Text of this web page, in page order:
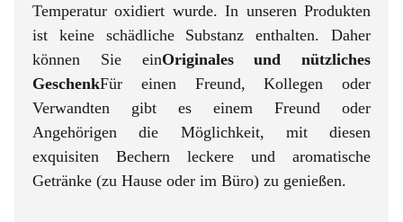
Temperatur oxidiert wurde. In unseren Produkten
ist keine schädliche Substanz enthalten. Daher
können Sie einOriginales und nützliches
GeschenkFür einen Freund, Kollegen oder
Verwandten gibt es einem Freund oder
Angehörigen die Möglichkeit, mit diesen
exquisiten Bechern leckere und aromatische
Getränke (zu Hause oder im Büro) zu genießen.